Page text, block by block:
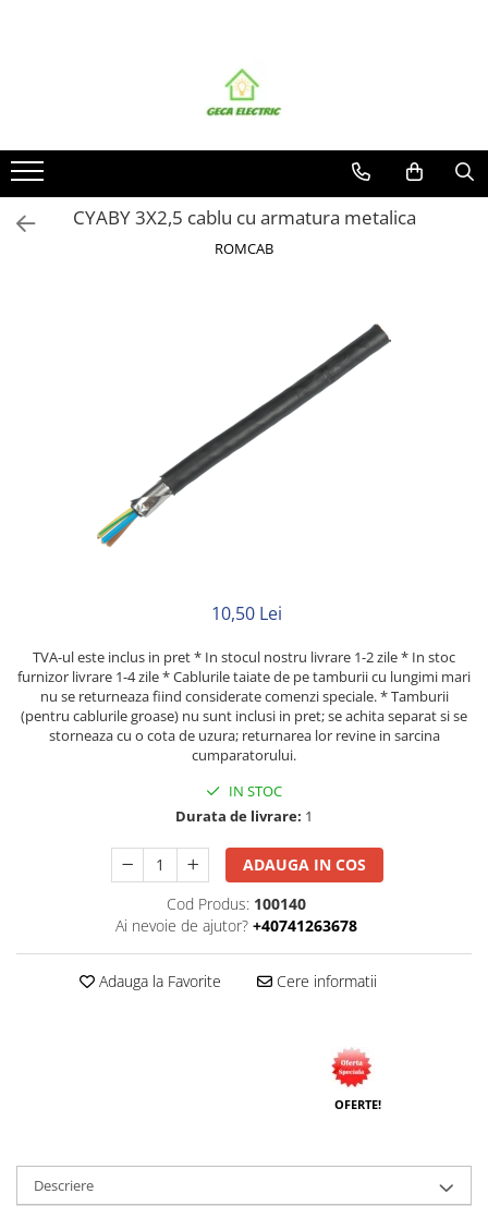
CABLURI
Energie
Siliconice
Aparataj Modular
Aparente
Clasice
Elemente imbinare
Tuburi flexibile
MULTIPRIZE, STECHERE, CUPLE
Stechere
CYABY 3X2,5 cablu cu armatura metalica
ROMCAB
10,50 Lei
TVA-ul este inclus in pret * In stocul nostru livrare 1-2 zile * In stoc
furnizor livrare 1-4 zile * Cablurile taiate de pe tamburii cu lungimi mari
nu se returneaza fiind considerate comenzi speciale. * Tamburii
(pentru cablurile groase) nu sunt inclusi in pret; se achita separat si se
storneaza cu o cota de uzura; returnarea lor revine in sarcina
cumparatorului.
IN STOC
Durata de livrare: 1
ADAUGA IN COS
Cod Produs: 100140
Ai nevoie de ajutor? +40741263678
Adauga la Favorite Cere informatii
OFERTE!
Descriere